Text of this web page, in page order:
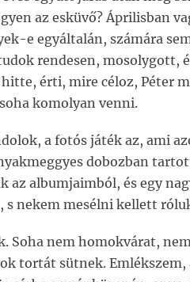
az esküvő? Áprilisban
e egyáltalán, számára
rendesen, mosolygott,
érti, mire céloz, Péter
komolyan venni.
a fotós játék az, ami
dobozban
az albumjaimból, és egy
s nekem mesélni kellett
nem homokvárat,
tortát sütnek.